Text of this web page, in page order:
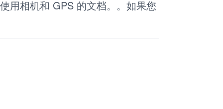
用相机和 GPS 的文档。。如果您